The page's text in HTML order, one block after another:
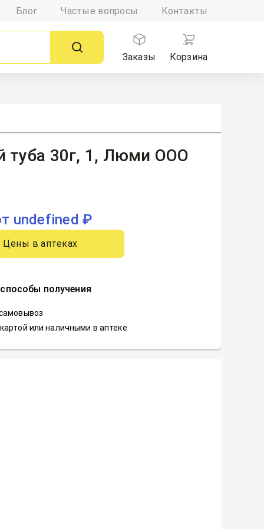
Блог Частые вопросы Контакты
Заказы
Корзина
туба 30г, 1, Люми ООО
undefined ₽
Цены в аптеках
получения
или наличными в аптеке